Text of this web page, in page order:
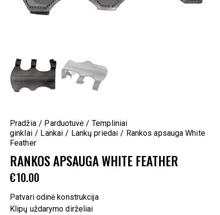
Pradžia Parduotuvė
Templiniai
ginklai
Lankai Lankų priedai
Rankos apsauga White
Feather
RANKOS APSAUGA WHITE FEATHER
€10.00
Patvari odinė konstrukcija
Klipų uždarymo dirželiai